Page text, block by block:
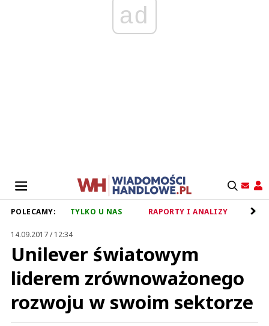
ad
POLECAMY: TYLKO U NAS RAPORTY I ANALIZY
14.09.2017 / 12:34
Unilever światowym
liderem zrównoważonego
rozwoju w swoim sektorze